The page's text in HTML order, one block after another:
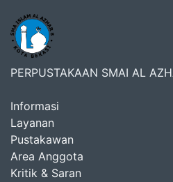
PERPUSTAKAAN SMAI AL
Informasi
Layanan
Pustakawan
Area Anggota
Kritik & Saran